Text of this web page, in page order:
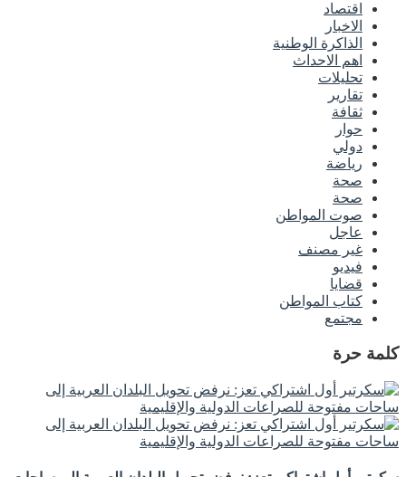
اقتصاد
الاخبار
الذاكرة الوطنية
اهم الاحداث
تحليلات
تقارير
ثقافة
حوار
دولي
رياضة
صحة
صحة
صوت المواطن
عاجل
غير مصنف
فيديو
قضايا
كتاب المواطن
مجتمع
كلمة حرة